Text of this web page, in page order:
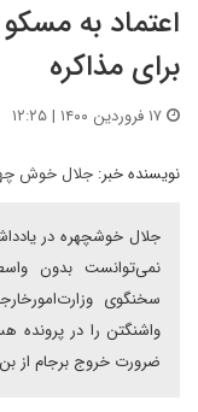
اعتماد به
برای مذاکره
نویسنده خبر: جلال خوش
جلال خوشچهره در
سخنگوی
واشنگتن را در پرونده
ضرورت خروج برجام از